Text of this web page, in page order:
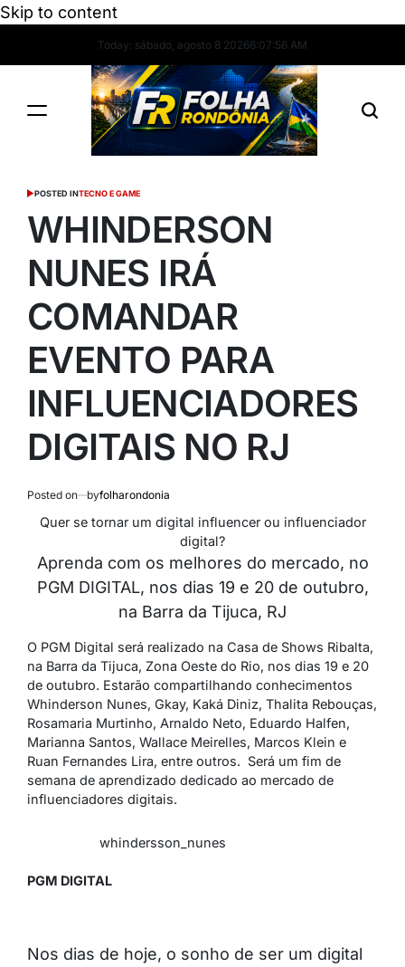
Skip to content
Today: sábado, agosto 8 20266:07:57 AM
POSTED INTECNO E GAME
WHINDERSON
NUNES IRÁ
COMANDAR
EVENTO PARA
INFLUENCIADORES
DIGITAIS NO RJ
Posted on byfolharondonia
Quer se tornar um digital influencer ou influenciador
digital?
Aprenda com os melhores do mercado, no
PGM DIGITAL, nos dias 19 e 20 de outubro,
na Barra da Tijuca, RJ
O PGM Digital será realizado na Casa de Shows Ribalta,
na Barra da Tijuca, Zona Oeste do Rio, nos dias 19 e 20
de outubro. Estarão compartilhando conhecimentos
Whinderson Nunes, Gkay, Kaká Diniz, Thalita Rebouças,
Rosamaria Murtinho, Arnaldo Neto, Eduardo Halfen,
Marianna Santos, Wallace Meirelles, Marcos Klein e
Ruan Fernandes Lira, entre outros. Será um fim de
semana de aprendizado dedicado ao mercado de
influenciadores digitais.
whindersson_nunes
PGM DIGITAL
Nos dias de hoje, o sonho de ser um digital